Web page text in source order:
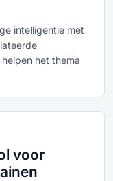
intelligentie met
het thema
voor